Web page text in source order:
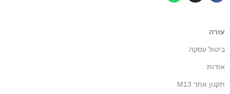
עזרה
ביטול עסקה
אודות
תקנון אתר M13